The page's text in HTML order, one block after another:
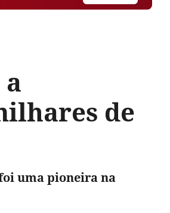
de
uma pioneira na